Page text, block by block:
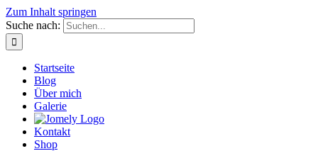
Zum Inhalt springen
Suche nach:
Startseite
Blog
Über mich
Galerie
Kontakt
Shop